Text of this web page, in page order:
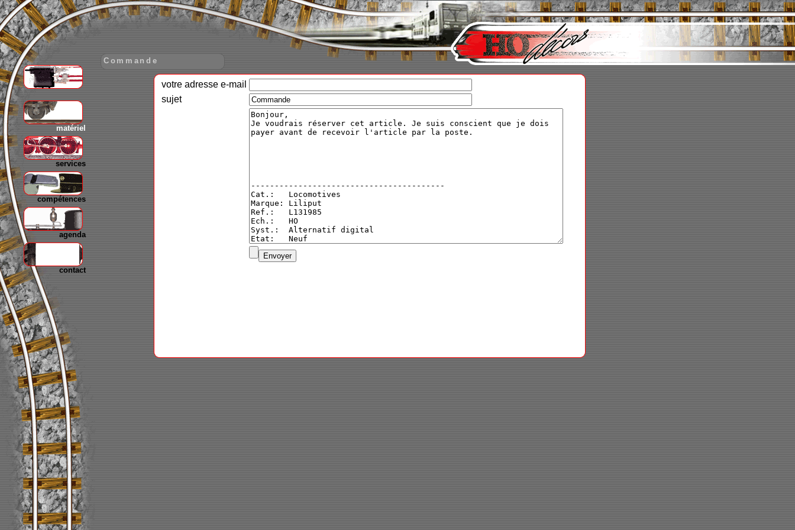
matériel
services
compétences
agenda
contact
Commande
votre adresse e-mail
sujet